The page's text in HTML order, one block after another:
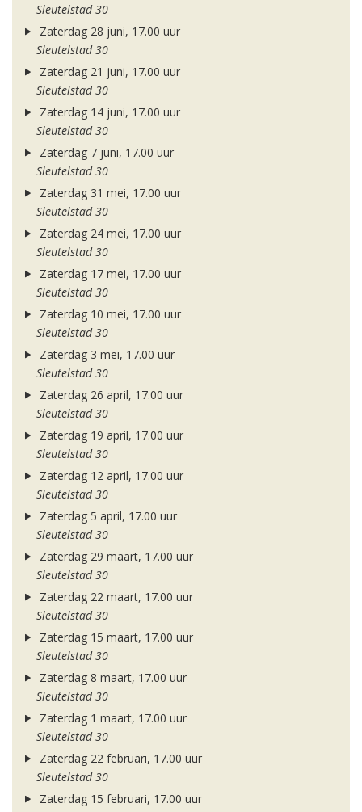
Sleutelstad 30
Zaterdag 28 juni, 17.00 uur
Sleutelstad 30
Zaterdag 21 juni, 17.00 uur
Sleutelstad 30
Zaterdag 14 juni, 17.00 uur
Sleutelstad 30
Zaterdag 7 juni, 17.00 uur
Sleutelstad 30
Zaterdag 31 mei, 17.00 uur
Sleutelstad 30
Zaterdag 24 mei, 17.00 uur
Sleutelstad 30
Zaterdag 17 mei, 17.00 uur
Sleutelstad 30
Zaterdag 10 mei, 17.00 uur
Sleutelstad 30
Zaterdag 3 mei, 17.00 uur
Sleutelstad 30
Zaterdag 26 april, 17.00 uur
Sleutelstad 30
Zaterdag 19 april, 17.00 uur
Sleutelstad 30
Zaterdag 12 april, 17.00 uur
Sleutelstad 30
Zaterdag 5 april, 17.00 uur
Sleutelstad 30
Zaterdag 29 maart, 17.00 uur
Sleutelstad 30
Zaterdag 22 maart, 17.00 uur
Sleutelstad 30
Zaterdag 15 maart, 17.00 uur
Sleutelstad 30
Zaterdag 8 maart, 17.00 uur
Sleutelstad 30
Zaterdag 1 maart, 17.00 uur
Sleutelstad 30
Zaterdag 22 februari, 17.00 uur
Sleutelstad 30
Zaterdag 15 februari, 17.00 uur